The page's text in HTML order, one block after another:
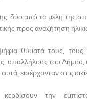
δύο από τα μέλη της
προς αναζήτηση
θύματά τους, τους
υπαλλήλους του
εισέρχονταν στις
την